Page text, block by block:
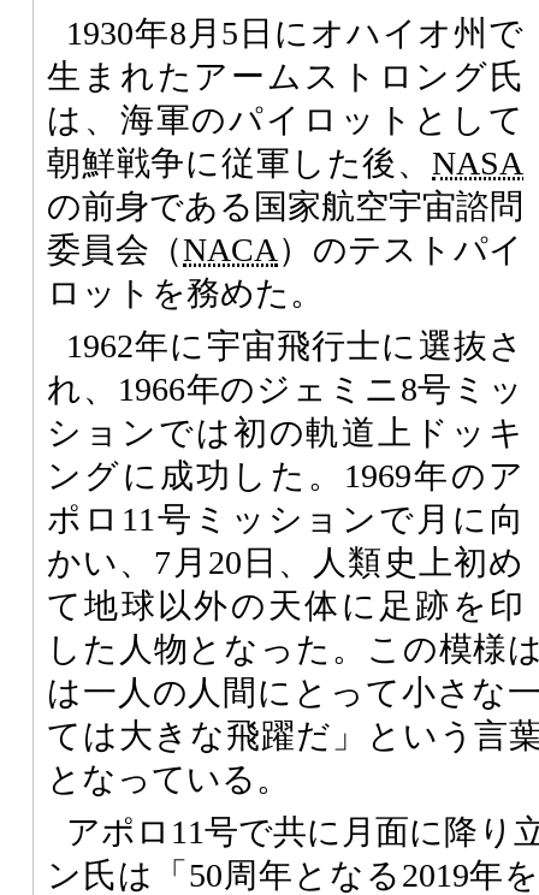
1930年8月5日にオハイオ州で
生まれたアームストロング氏
は、海軍のパイロットとして
朝鮮戦争に従軍した後、 NASA
の前身である国家航空宇宙諮問
委員会（NACA）のテストパイ
ロットを務めた。
1962年に宇宙飛行士に選抜さ
れ、1966年のジェミニ8号ミッ
ションでは初の軌道上ドッキ
ングに成功した。1969年のア
ポロ11号ミッションで月に向
かい、7月20日、人類史上初め
て地球以外の天体に足跡を印
した人物となった。この模様
は一人の人間にとって小さな
ては大きな飛躍だ」という言
となっている。
アポロ11号で共に月面に降り
ン氏は「50周年となる2019年